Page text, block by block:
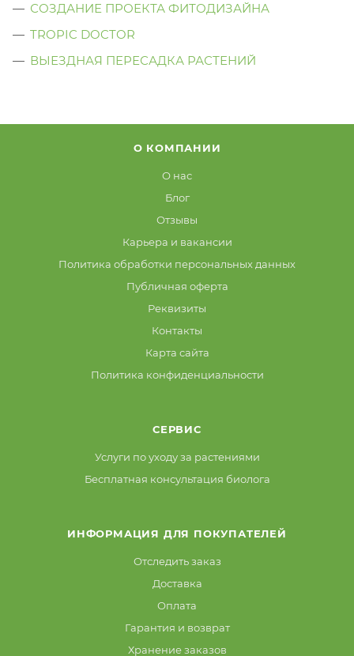
СОЗДАНИЕ ПРОЕКТА ФИТОДИЗАЙНА
TROPIC DOCTOR
ВЫЕЗДНАЯ ПЕРЕСАДКА РАСТЕНИЙ
О КОМПАНИИ
О нас
Блог
Отзывы
Карьера и вакансии
Политика обработки персональных данных
Публичная оферта
Реквизиты
Контакты
Карта сайта
Политика конфиденциальности
СЕРВИС
Услуги по уходу за растениями
Бесплатная консультация биолога
ИНФОРМАЦИЯ ДЛЯ ПОКУПАТЕЛЕЙ
Отследить заказ
Доставка
Оплата
Гарантия и возврат
Хранение заказов